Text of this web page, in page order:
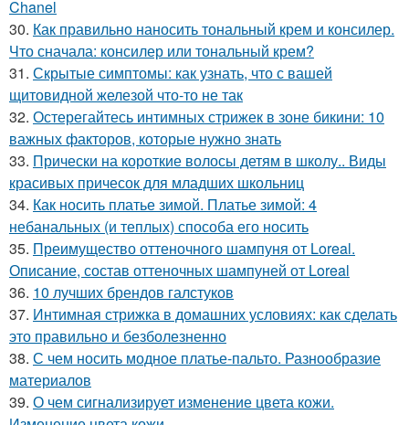
Chanel
30. Как правильно наносить тональный крем и консилер.
Что сначала: консилер или тональный крем?
31. Скрытые симптомы: как узнать, что с вашей
щитовидной железой что-то не так
32. Остерегайтесь интимных стрижек в зоне бикини: 10
важных факторов, которые нужно знать
33. Прически на короткие волосы детям в школу.. Виды
красивых причесок для младших школьниц
34. Как носить платье зимой. Платье зимой: 4
небанальных (и теплых) способа его носить
35. Преимущество оттеночного шампуня от Loreal.
Описание, состав оттеночных шампуней от Loreal
36. 10 лучших брендов галстуков
37. Интимная стрижка в домашних условиях: как сделать
это правильно и безболезненно
38. С чем носить модное платье-пальто. Разнообразие
материалов
39. О чем сигнализирует изменение цвета кожи.